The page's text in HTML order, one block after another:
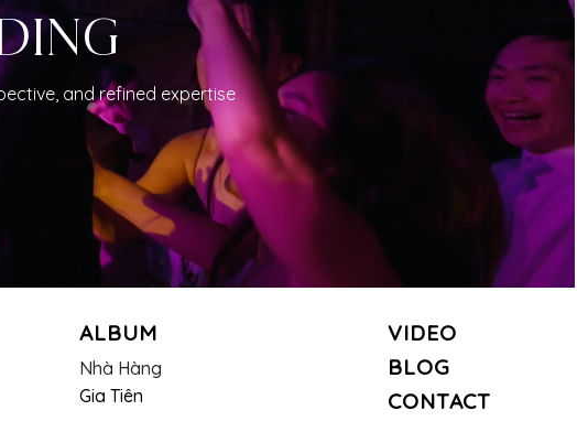
and refined expertise
ALBUM
Nhà Hàng
Gia Tiên
VIDEO
BLOG
CONTACT